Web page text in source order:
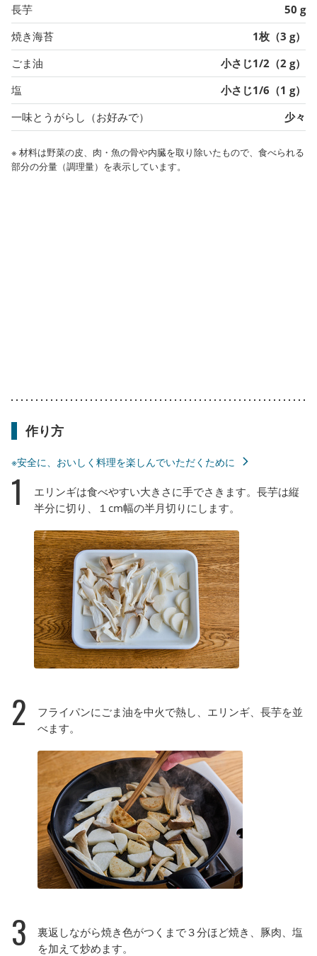
長芋
50 g
焼き海苔
1枚（3 g）
ごま油
小さじ1/2（2 g）
塩
小さじ1/6（1 g）
一味とうがらし（お好みで）
少々
※ 材料は野菜の皮、肉・魚の骨や内臓を取り除いたもので、食べられる
部分の分量（調理量）を表示しています。
作り方
※安全に、おいしく料理を楽しんでいただくために
1
エリンギは食べやすい大きさに手でさきます。長芋は縦
半分に切り、１cm幅の半月切りにします。
2
フライパンにごま油を中火で熱し、エリンギ、長芋を並
べます。
3
裏返しながら焼き色がつくまで３分ほど焼き、豚肉、塩
を加えて炒めます。